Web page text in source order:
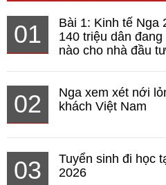
01
Bài 1: Kinh tế Nga
140 triệu dân
nào cho nhà đầu
02
Nga xem xét nới
khách Việt Nam
03
Tuyển sinh đi học
2026